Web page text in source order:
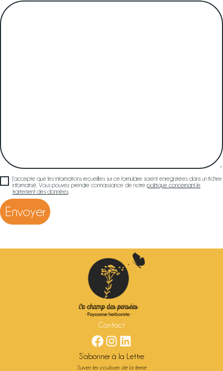
J’accepte que les informations recueillies sur ce formulaire soient enregistrées dans un fichier
informatisé. Vous pouvez prendre connaissance de notre politique concernant le
traitement des données.
Contact
S’abonner à la Lettre
Suivez les coulisses de la ferme